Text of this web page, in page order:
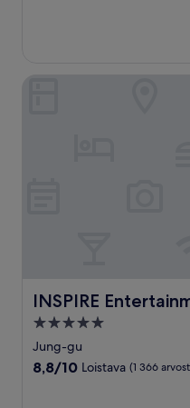
INSPIRE
INSPIRE Entertainment
5.0
tähden
majoituspaikka
Jung-gu
8.8
8,8/10 Loistava (1 366